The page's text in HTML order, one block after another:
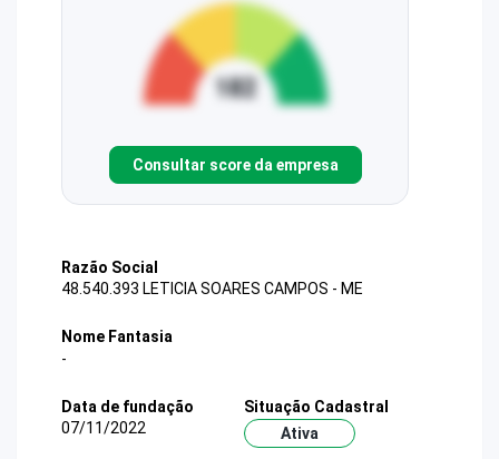
Consultar score da empresa
Razão Social
48.540.393 LETICIA SOARES CAMPOS - ME
Nome Fantasia
-
Data de fundação
07/11/2022
Situação Cadastral
Ativa